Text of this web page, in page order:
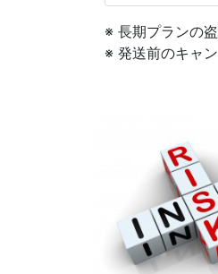
※ 長期プランの
※ 発送前のキャ